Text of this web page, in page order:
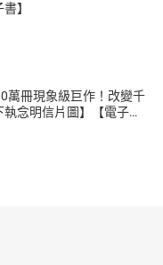
】
萬冊現象級巨作！改變千
念明信片圖】【電子